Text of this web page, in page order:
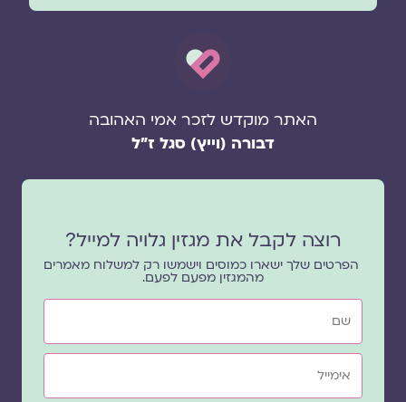
האתר מוקדש לזכר אמי האהובה
דבורה (וייץ) סגל ז"ל
רוצה לקבל את מגזין גלויה למייל?
הפרטים שלך ישארו כמוסים וישמשו רק למשלוח מאמרים
מהמגזין מפעם לפעם.
שם
אימייל